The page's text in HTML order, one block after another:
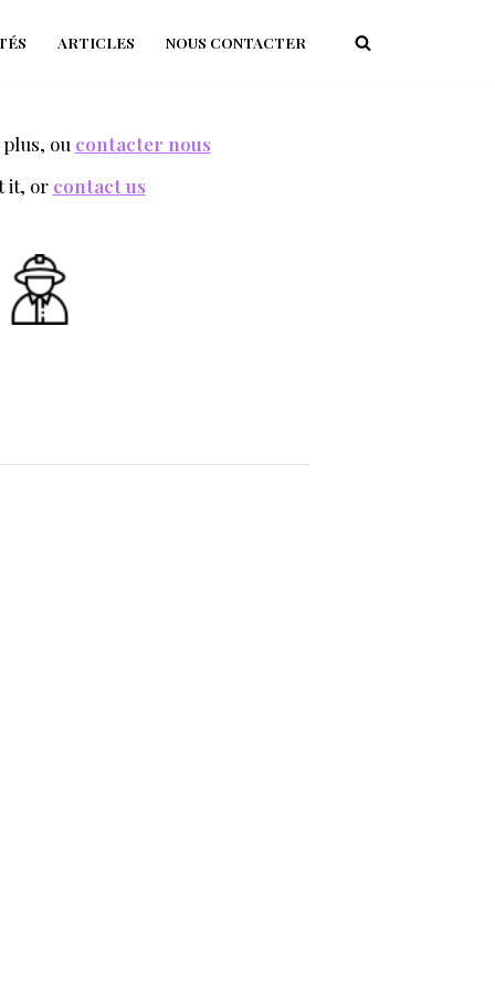
ARTICLES NOUS CONTACTER
ou contacter nous
it, or contact us